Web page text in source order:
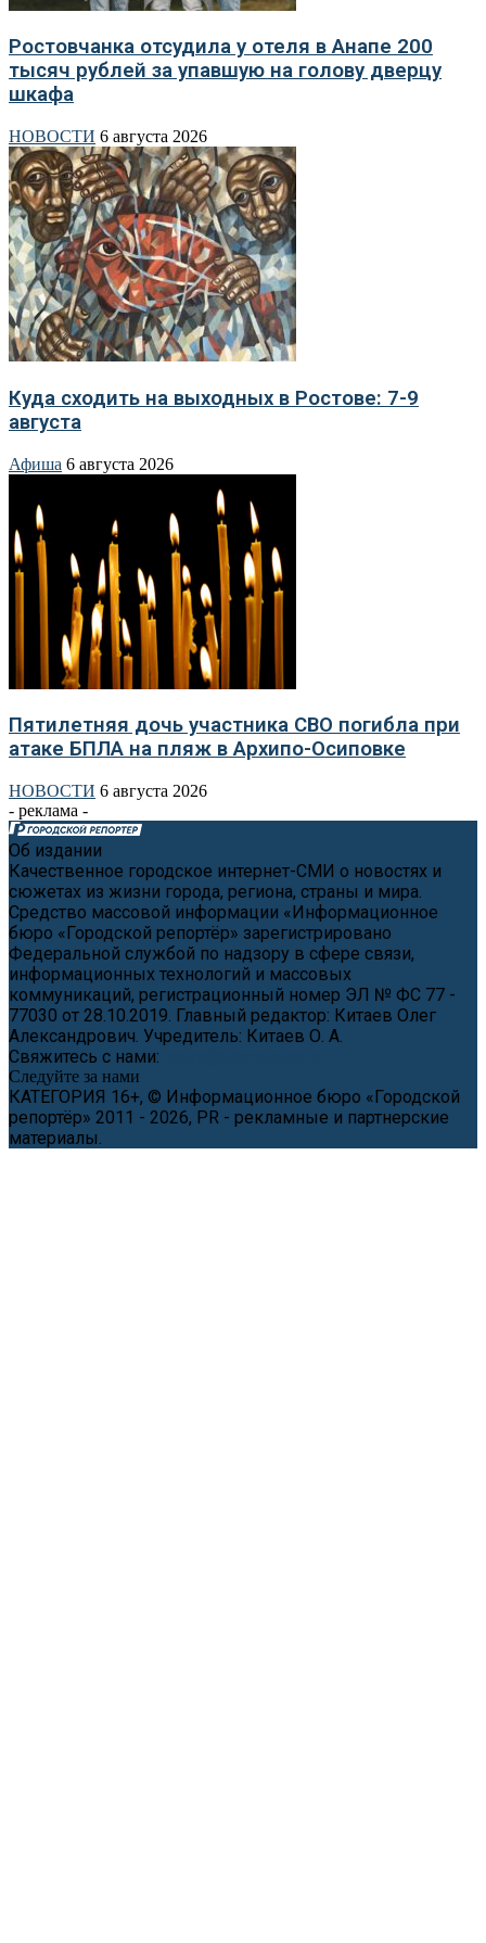
Ростовчанка отсудила у отеля в Анапе 200
тысяч рублей за упавшую на голову дверцу
шкафа
НОВОСТИ 6 августа 2026
Куда сходить на выходных в Ростове: 7-9
августа
Афиша 6 августа 2026
Пятилетняя дочь участника СВО погибла при
атаке БПЛА на пляж в Архипо-Осиповке
НОВОСТИ 6 августа 2026
- реклама -
Об издании
Качественное городское интернет-СМИ о новостях и
сюжетах из жизни города, региона, страны и мира.
Средство массовой информации «Информационное
бюро «Городской репортёр» зарегистрировано
Федеральной службой по надзору в сфере связи,
информационных технологий и массовых
коммуникаций, регистрационный номер ЭЛ № ФС 77 -
77030 от 28.10.2019. Главный редактор: Китаев Олег
Александрович. Учредитель: Китаев О. А.
Свяжитесь с нами:
Следуйте за нами
КАТЕГОРИЯ 16+, © Информационное бюро «Городской
репортёр» 2011 - 2026, PR - рекламные и партнерские
материалы.